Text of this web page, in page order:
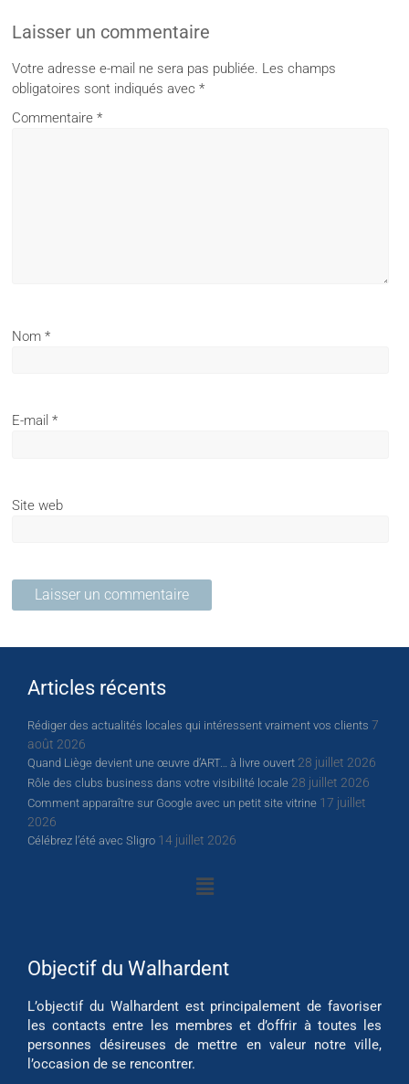
Laisser un commentaire
Votre adresse e-mail ne sera pas publiée. Les champs
obligatoires sont indiqués avec*
Commentaire*
Nom*
E-mail*
Site web
Articles récents
Rédiger des actualités locales qui intéressent vraiment vos clients 7
août 2026
Quand Liège devient une œuvre d’ART… à livre ouvert 28 juillet 2026
Rôle des clubs business dans votre visibilité locale 28 juillet 2026
Comment apparaître sur Google avec un petit site vitrine 17 juillet
2026
Célébrez l’été avec Sligro 14 juillet 2026
Objectif du Walhardent
L’objectif du Walhardent est principalement de favoriser
les contacts entre les membres et d’offrir à toutes les
personnes désireuses de mettre en valeur notre ville,
l’occasion de se rencontrer.